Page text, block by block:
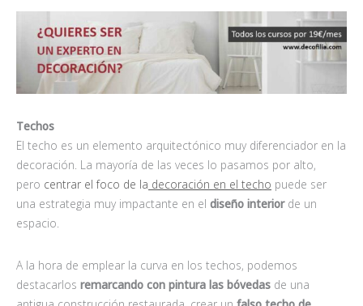
Techos
El techo es un elemento arquitectónico muy diferenciador en la
decoración. La mayoría de las veces lo pasamos por alto,
pero centrar el foco de la decoración en el techo puede ser
una estrategia muy impactante en el diseño interiorde un
espacio.
A la hora de emplear la curva en los techos, podemos
destacarlos remarcando con pintura las bóvedas de una